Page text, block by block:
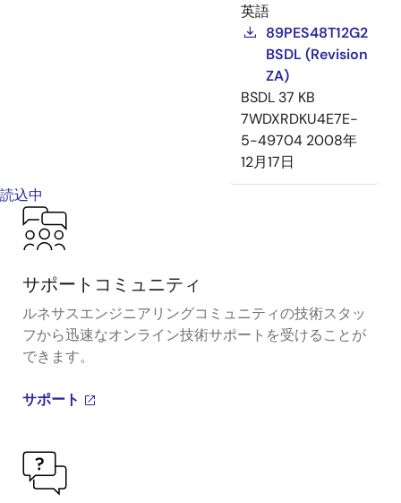
英語
89PES48T12G2
BSDL (Revision
ZA)
BSDL 37 KB
7WDXRDKU4E7E-
5-49704 2008年
12月17日
読込中
サポートコミュニティ
ルネサスエンジニアリングコミュニティの技術スタッ
フから迅速なオンライン技術サポートを受けることが
できます。
サポート